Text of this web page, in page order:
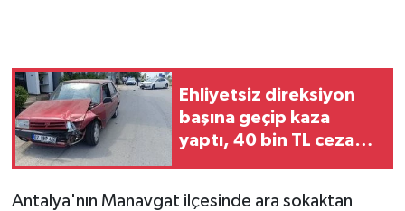
Ehliyetsiz direksiyon
başına geçip kaza
yaptı, 40 bin TL ceza
Antalya'nın Manavgat ilçesinde ara sokaktan
Gayrimenkul
GENEL